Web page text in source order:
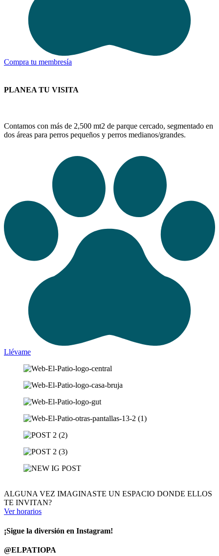
Compra tu membresía
PLANEA TU VISITA
Contamos con más de 2,500 mt2 de parque cercado, segmentado en
dos áreas para perros pequeños y perros medianos/grandes.
Llévame
ALGUNA VEZ IMAGINASTE UN ESPACIO DONDE ELLOS
TE INVITAN?
Ver horarios
¡Sigue la diversión en Instagram!
@ELPATIOPA